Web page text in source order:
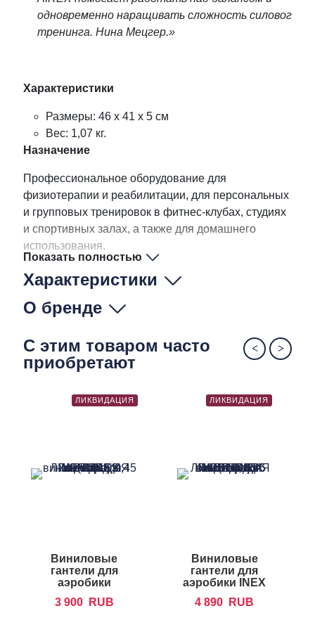
одновременно наращивать сложность силового
тренинга. Нина Мецгер.»
Характеристики
Размеры: 46 х 41 x 5 см
Вес: 1,07 кг.
Назначение
Профессиональное оборудование для
физиотерапии и реабилитации, для персональных
и групповых тренировок в фитнес-клубах, студиях
и спортивных залах, а также для домашнего
использования.
Показать полностью
Характеристики
О бренде
С этим товаром часто
приобретают
ЛИКВИДАЦИЯ
Виниловые
гантели для
аэробики
3 900 RUB
ЛИКВИДАЦИЯ
Виниловые
гантели для
аэробики INEX
4 890 RUB